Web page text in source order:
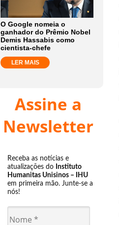
O Google nomeia o
ganhador do Prêmio Nobel
Demis Hassabis como
cientista-chefe
LER MAIS
Assine a
Newsletter
Receba as notícias e
atualizações do Instituto
Humanitas Unisinos – IHU
em primeira mão. Junte-se a
nós!